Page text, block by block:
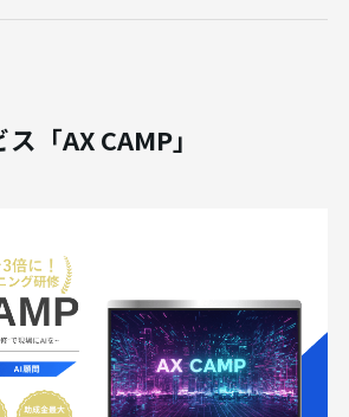
「AX CAMP」